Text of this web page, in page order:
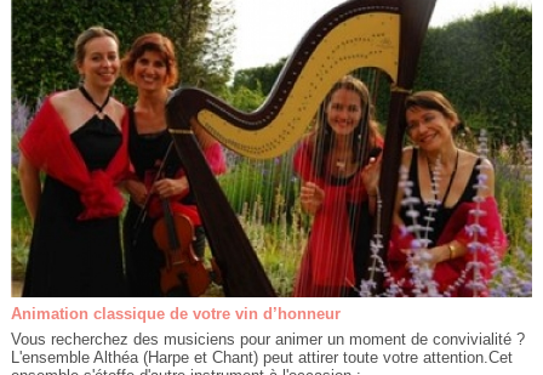
Animation classique de votre vin d’honneur
Vous recherchez des musiciens pour animer un moment de convivialité ?
L'ensemble Althéa (Harpe et Chant) peut attirer toute votre attention.Cet